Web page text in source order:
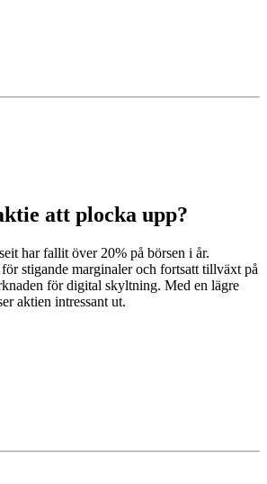
att plocka upp?
har fallit över 20% på börsen i år.
stigande marginaler och fortsatt tillväxt på
för digital skyltning. Med en lägre
aktien intressant ut.